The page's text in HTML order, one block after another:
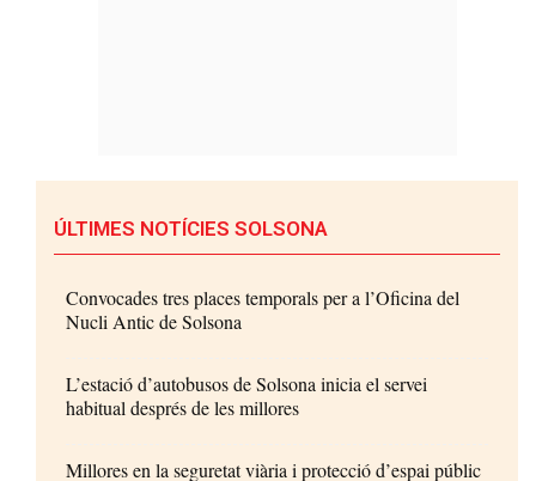
ÚLTIMES NOTÍCIES SOLSONA
Convocades tres places temporals per a l’Oficina del
Nucli Antic de Solsona
L’estació d’autobusos de Solsona inicia el servei
habitual després de les millores
Millores en la seguretat viària i protecció d’espai públic